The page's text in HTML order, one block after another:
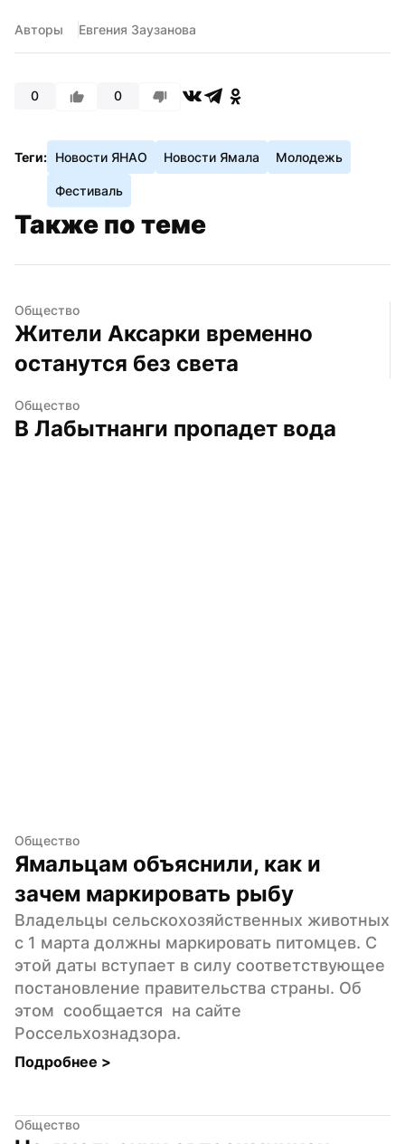
Авторы Евгения Заузанова
0 0
Теги: Новости ЯНАО Новости Ямала Молодежь
Фестиваль
Также по теме
Общество
Жители Аксарки временно
останутся без света
Общество
В Лабытнанги пропадет вода
Общество
Ямальцам объяснили, как и
зачем маркировать рыбу
Владельцы сельскохозяйственных животных
с 1 марта должны маркировать питомцев. С
этой даты вступает в силу соответствующее
постановление правительства страны. Об
этом  сообщается  на сайте
Россельхознадзора.
Подробнее >
Общество